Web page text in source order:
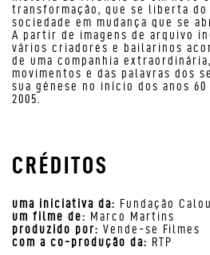
transformação, que se liberta do
sociedade em mudança que se
A partir de imagens de arquivo
vários criadores e bailarinos
de uma companhia
movimentos e das palavras dos
sua génese no início dos anos
2005.
CRÉDITOS
uma iniciativa da: Fundação
um filme de: Marco Martins
produzido por: Vende-se Filmes
com a co-produção da: RTP